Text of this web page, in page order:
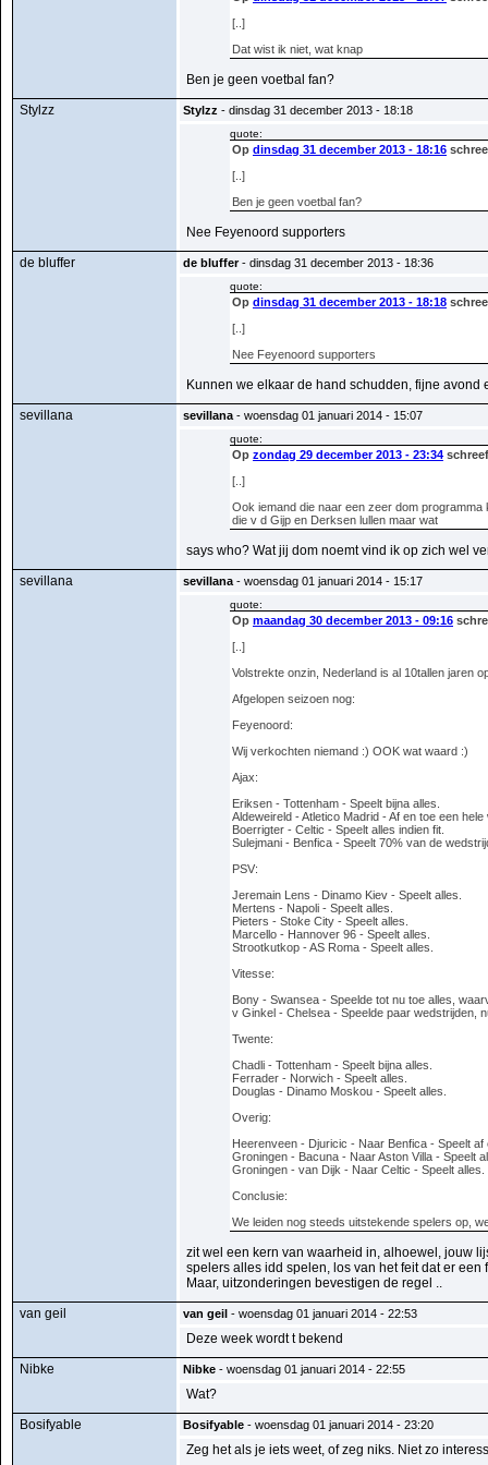
[..]
Dat wist ik niet, wat knap
Ben je geen voetbal fan?
Stylzz
Stylzz - dinsdag 31 december 2013 - 18:18
quote:
Op dinsdag 31 december 2013 - 18:16
[..]
Ben je geen voetbal fan?
Nee Feyenoord supporters
de bluffer
de bluffer- dinsdag 31 december 2013 - 18:36
quote:
Op dinsdag 31 december 2013 - 18:18
[..]
Nee Feyenoord supporters
Kunnen we elkaar de hand schudden, fijne avond
sevillana
sevillana - woensdag 01 januari 2014 - 15:07
quote:
Op zondag 29 december 2013 - 23:34
[..]
Ook iemand die naar een zeer dom programma
die v d Gijp en Derksen lullen maar wat
says who? Wat jij dom noemt vind ik op zich wel
sevillana
sevillana - woensdag 01 januari 2014 - 15:17
quote:
Op maandag 30 december 2013 - 09:16
[..]
Volstrekte onzin, Nederland is al 10tallen jaren
Afgelopen seizoen nog:
Feyenoord:
Wij verkochten niemand :) OOK wat waard :)
Ajax:
Eriksen - Tottenham - Speelt bijna alles.
Aldeweireld - Atletico Madrid - Af en toe een hele
Boerrigter - Celtic - Speelt alles indien fit.
Sulejmani - Benfica - Speelt 70% van de
PSV:
Jeremain Lens - Dinamo Kiev - Speelt alles.
Mertens - Napoli - Speelt alles.
Pieters - Stoke City - Speelt alles.
Marcello - Hannover 96 - Speelt alles.
Strootkutkop - AS Roma - Speelt alles.
Vitesse:
Bony - Swansea - Speelde tot nu toe alles,
v Ginkel - Chelsea - Speelde paar wedstrijden,
Twente:
Chadli - Tottenham - Speelt bijna alles.
Ferrader - Norwich - Speelt alles.
Douglas - Dinamo Moskou - Speelt alles.
Overig:
Heerenveen - Djuricic - Naar Benfica - Speelt af
Groningen - Bacuna - Naar Aston Villa - Speelt
Groningen - van Dijk - Naar Celtic - Speelt alles.
Conclusie:
We leiden nog steeds uitstekende spelers op,
zit wel een kern van waarheid in, alhoewel, jouw
spelers alles idd spelen, los van het feit dat er
Maar, uitzonderingen bevestigen de regel ..
van geil
van geil - woensdag 01 januari 2014 - 22:53
Deze week wordt t bekend
Nibke
Nibke - woensdag 01 januari 2014 - 22:55
Wat?
Bosifyable
Bosifyable - woensdag 01 januari 2014 - 23:20
Zeg het als je iets weet, of zeg niks. Niet zo